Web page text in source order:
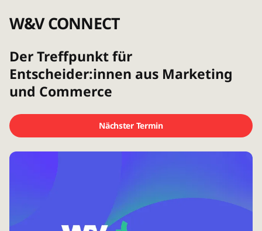
W&V CONNECT
Der Treffpunkt für
Entscheider:innen aus Marketing
und Commerce
Nächster Termin